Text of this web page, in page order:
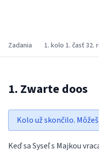
Zadania 1. kolo 1. časť 32.
1. Zwarte doos
Kolo už skončilo.
Keď sa Syseľ s Majkou